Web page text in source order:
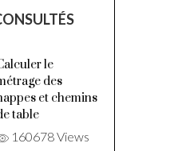
le
des
et chemins
table
160678 Views